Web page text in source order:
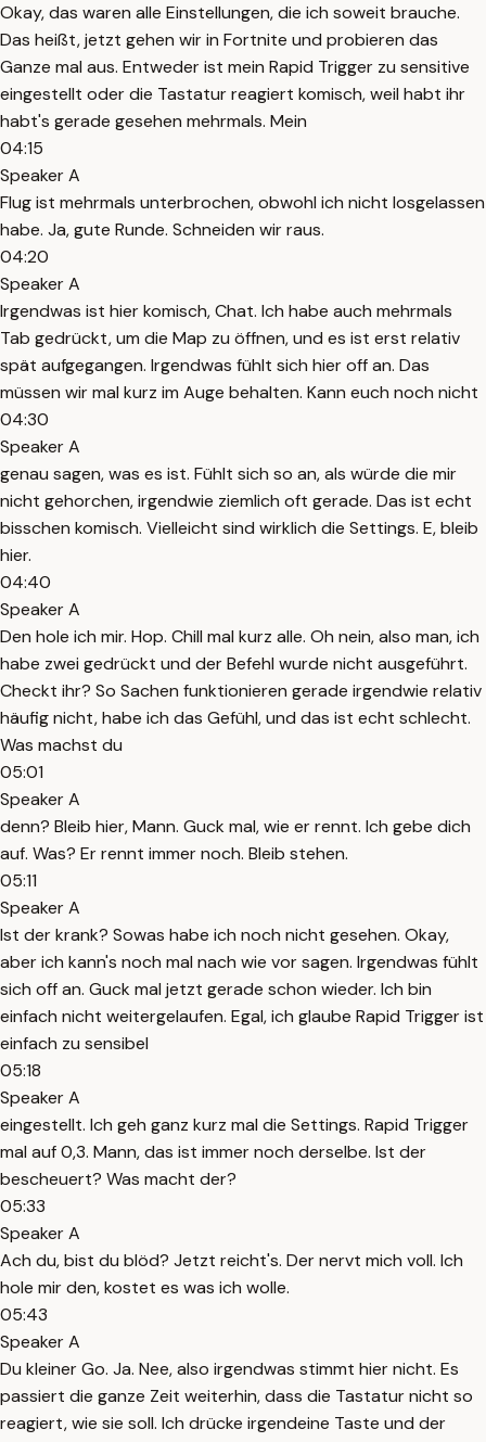
Okay, das waren alle Einstellungen, die ich soweit brauche.
Das heißt, jetzt gehen wir in Fortnite und probieren das
Ganze mal aus. Entweder ist mein Rapid Trigger zu sensitive
eingestellt oder die Tastatur reagiert komisch, weil habt ihr
habt's gerade gesehen mehrmals. Mein
04:15
Speaker A
Flug ist mehrmals unterbrochen, obwohl ich nicht losgelassen
habe. Ja, gute Runde. Schneiden wir raus.
04:20
Speaker A
Irgendwas ist hier komisch, Chat. Ich habe auch mehrmals
Tab gedrückt, um die Map zu öffnen, und es ist erst relativ
spät aufgegangen. Irgendwas fühlt sich hier off an. Das
müssen wir mal kurz im Auge behalten. Kann euch noch nicht
04:30
Speaker A
genau sagen, was es ist. Fühlt sich so an, als würde die mir
nicht gehorchen, irgendwie ziemlich oft gerade. Das ist echt
bisschen komisch. Vielleicht sind wirklich die Settings. E, bleib
hier.
04:40
Speaker A
Den hole ich mir. Hop. Chill mal kurz alle. Oh nein, also man, ich
habe zwei gedrückt und der Befehl wurde nicht ausgeführt.
Checkt ihr? So Sachen funktionieren gerade irgendwie relativ
häufig nicht, habe ich das Gefühl, und das ist echt schlecht.
Was machst du
05:01
Speaker A
denn? Bleib hier, Mann. Guck mal, wie er rennt. Ich gebe dich
auf. Was? Er rennt immer noch. Bleib stehen.
05:11
Speaker A
Ist der krank? Sowas habe ich noch nicht gesehen. Okay,
aber ich kann's noch mal nach wie vor sagen. Irgendwas fühlt
sich off an. Guck mal jetzt gerade schon wieder. Ich bin
einfach nicht weitergelaufen. Egal, ich glaube Rapid Trigger ist
einfach zu sensibel
05:18
Speaker A
eingestellt. Ich geh ganz kurz mal die Settings. Rapid Trigger
mal auf 0,3. Mann, das ist immer noch derselbe. Ist der
bescheuert? Was macht der?
05:33
Speaker A
Ach du, bist du blöd? Jetzt reicht's. Der nervt mich voll. Ich
hole mir den, kostet es was ich wolle.
05:43
Speaker A
Du kleiner Go. Ja. Nee, also irgendwas stimmt hier nicht. Es
passiert die ganze Zeit weiterhin, dass die Tastatur nicht so
reagiert, wie sie soll. Ich drücke irgendeine Taste und der